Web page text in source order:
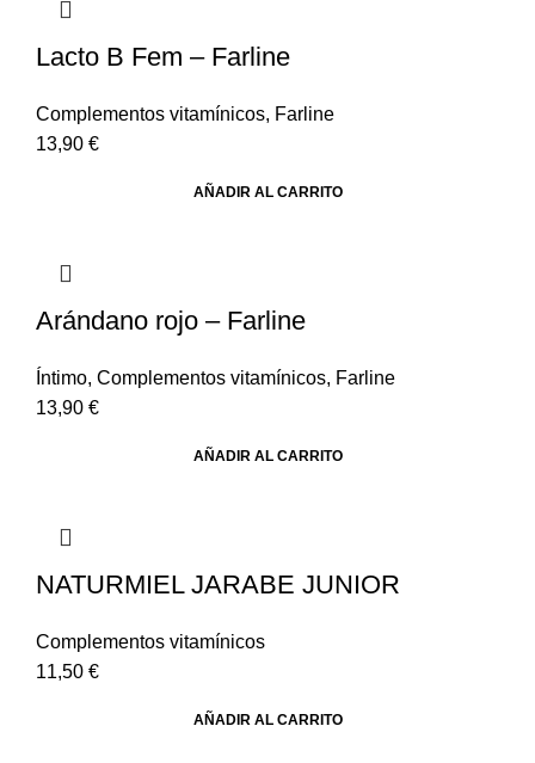
Lacto B Fem – Farline
Complementos vitamínicos, Farline
13,90 €
AÑADIR AL CARRITO
Arándano rojo – Farline
Íntimo, Complementos vitamínicos, Farline
13,90 €
AÑADIR AL CARRITO
NATURMIEL JARABE JUNIOR
Complementos vitamínicos
11,50 €
AÑADIR AL CARRITO